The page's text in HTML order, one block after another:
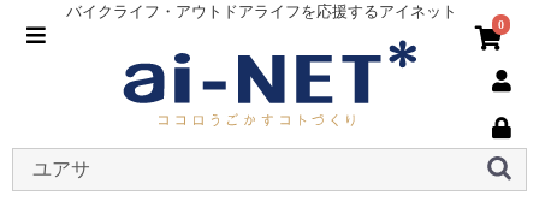
バイクライフ・アウトドアライフを応援するアイネット
0